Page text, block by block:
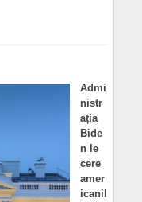
Admi
nistr
ația
Bide
n le
cere
amer
icanil